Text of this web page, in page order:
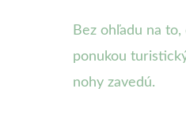
Bez ohľadu na
ponukou
nohy zavedú.